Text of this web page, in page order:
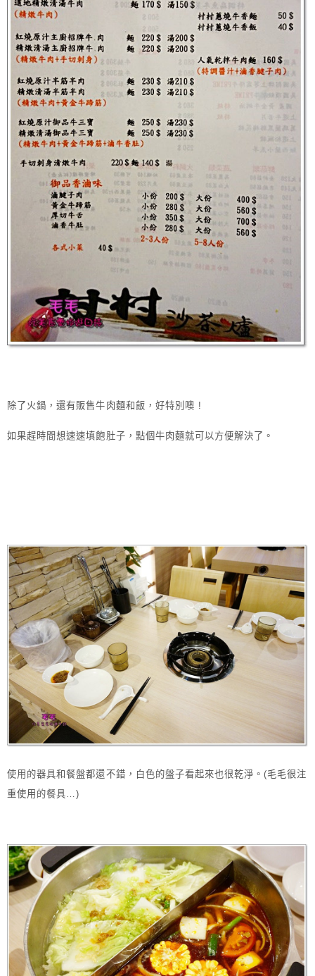
除了火鍋，還有販售牛肉麵和飯，好特別噢 !
如果趕時間想速速填飽肚子，點個牛肉麵就可以方便解決了。
使用的器具和餐盤都還不錯，白色的盤子看起來也很乾淨。(毛毛很注
重使用的餐具…)